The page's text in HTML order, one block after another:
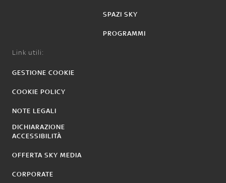
SPAZI SKY
PROGRAMMI
Link utili:
GESTIONE COOKIE
COOKIE POLICY
NOTE LEGALI
DICHIARAZIONE
ACCESSIBILITÀ
OFFERTA SKY MEDIA
CORPORATE